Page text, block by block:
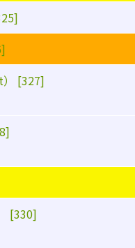
[327]
[330]